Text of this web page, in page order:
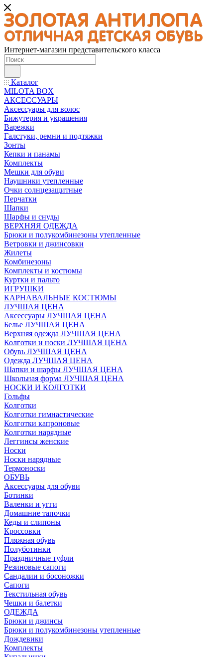
Интернет-магазин представительского класса
Каталог
MILOTA BOX
АКСЕССУАРЫ
Аксессуары для волос
Бижутерия и украшения
Варежки
Галстуки, ремни и подтяжки
Зонты
Кепки и панамы
Комплекты
Мешки для обуви
Наушники утепленные
Очки солнцезащитные
Перчатки
Шапки
Шарфы и снуды
ВЕРХНЯЯ ОДЕЖДА
Брюки и полукомбинезоны утепленные
Ветровки и джинсовки
Жилеты
Комбинезоны
Комплекты и костюмы
Куртки и пальто
ИГРУШКИ
КАРНАВАЛЬНЫЕ КОСТЮМЫ
ЛУЧШАЯ ЦЕНА
Аксессуары ЛУЧШАЯ ЦЕНА
Белье ЛУЧШАЯ ЦЕНА
Верхняя одежда ЛУЧШАЯ ЦЕНА
Колготки и носки ЛУЧШАЯ ЦЕНА
Обувь ЛУЧШАЯ ЦЕНА
Одежда ЛУЧШАЯ ЦЕНА
Шапки и шарфы ЛУЧШАЯ ЦЕНА
Школьная форма ЛУЧШАЯ ЦЕНА
НОСКИ И КОЛГОТКИ
Гольфы
Колготки
Колготки гимнастические
Колготки капроновые
Колготки нарядные
Леггинсы женские
Носки
Носки нарядные
Термоноски
ОБУВЬ
Аксессуары для обуви
Ботинки
Валенки и угги
Домашние тапочки
Кеды и слипоны
Кроссовки
Пляжная обувь
Полуботинки
Праздничные туфли
Резиновые сапоги
Сандалии и босоножки
Сапоги
Текстильная обувь
Чешки и балетки
ОДЕЖДА
Брюки и джинсы
Брюки и полукомбинезоны утепленные
Дождевики
Комплекты